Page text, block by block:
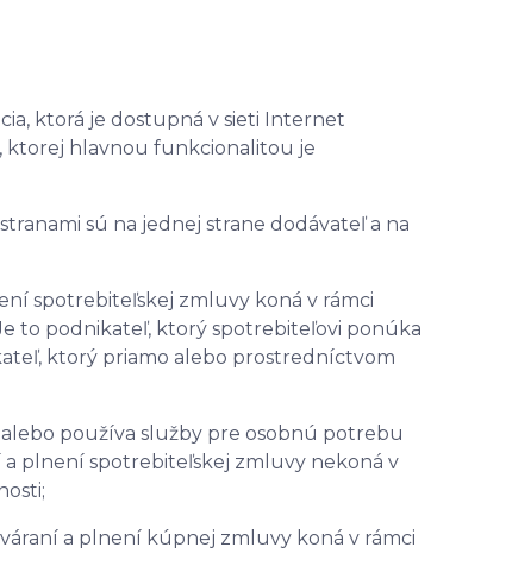
ktorá je dostupná v sieti Internet
ktorej hlavnou funkcionalitou je
sú na jednej strane dodávateľ a na
spotrebiteľskej zmluvy koná v rámci
to podnikateľ, ktorý spotrebiteľovi ponúka
ktorý priamo alebo prostredníctvom
používa služby pre osobnú potrebu
plnení spotrebiteľskej zmluvy nekoná v
a plnení kúpnej zmluvy koná v rámci